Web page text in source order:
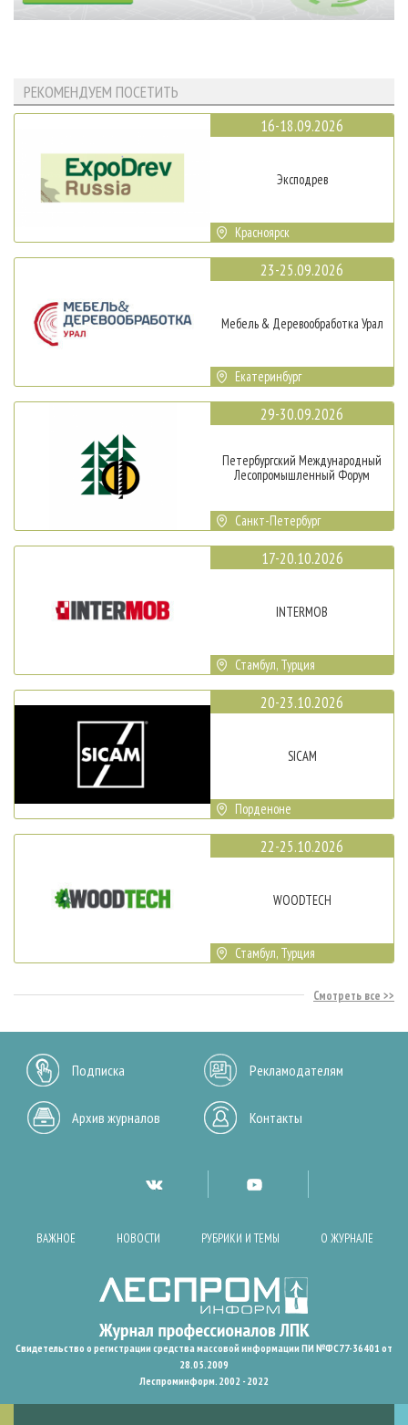
РЕКОМЕНДУЕМ ПОСЕТИТЬ
16-18.09.2026
Эксподрев
Красноярск
23-25.09.2026
Мебель & Деревообработка Урал
Екатеринбург
29-30.09.2026
Петербургский Международный
Лесопромышленный Форум
Санкт-Петербург
17-20.10.2026
INTERMOB
Стамбул, Турция
20-23.10.2026
SICAM
Порденоне
22-25.10.2026
WOODTECH
Стамбул, Турция
Смотреть все
Подписка Рекламодателям
Архив журналов Контакты
ВАЖНОЕ НОВОСТИ РУБРИКИ И ТЕМЫ О ЖУРНАЛЕ
Свидетельство о регистрации средства массовой информации ПИ №ФС77-36401 от
28.05.2009
Леспроминформ. 2002 - 2022